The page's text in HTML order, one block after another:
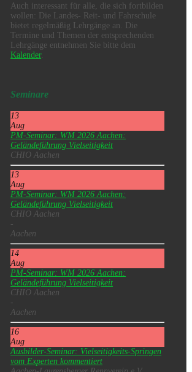
Auch interessant für alle, die sich fortbilden
wollen: Die Landes- Reit- und Fahrschule
bietet regelmäßig Lehrgänge an. Die
Termine und Themen der entsprechenden
Lehrgänge entnehmen Sie bitte dem
Kalender.
Seminare
13
Aug
PM-Seminar: WM 2026 Aachen:
Geländeführung Vielseitigkeit
CHIO Aachen
13
Aug
PM-Seminar: WM 2026 Aachen:
Geländeführung Vielseitigkeit
CHIO Aachen
-
Aachen
14
Aug
PM-Seminar: WM 2026 Aachen:
Geländeführung Vielseitigkeit
CHIO Aachen
-
Aachen
16
Aug
Ausbilder-Seminar: Vielseitigkeits-Springen
vom Experten kommentiert